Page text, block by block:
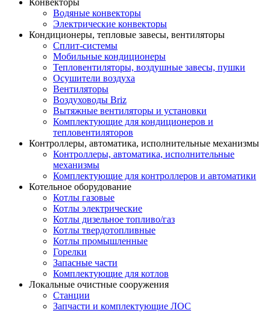
Конвекторы
Водяные конвекторы
Электрические конвекторы
Кондиционеры, тепловые завесы, вентиляторы
Сплит-системы
Мобильные кондиционеры
Тепловентиляторы, воздушные завесы, пушки
Осушители воздуха
Вентиляторы
Воздуховоды Briz
Вытяжные вентиляторы и установки
Комплектующие для кондиционеров и
тепловентиляторов
Контроллеры, автоматика, исполнительные механизмы
Контроллеры, автоматика, исполнительные
механизмы
Комплектующие для контроллеров и автоматики
Котельное оборудование
Котлы газовые
Котлы электрические
Котлы дизельное топливо/газ
Котлы твердотопливные
Котлы промышленные
Горелки
Запасные части
Комплектующие для котлов
Локальные очистные сооружения
Станции
Запчасти и комплектующие ЛОС